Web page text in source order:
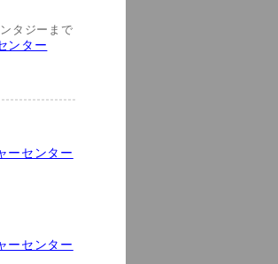
タジーまで
ンター
ーセンター
ーセンター